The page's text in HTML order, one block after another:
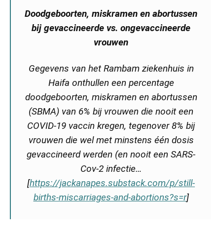
Doodgeboorten, miskramen en abortussen
bij gevaccineerde vs. ongevaccineerde
vrouwen
Gegevens van het Rambam ziekenhuis in
Haifa onthullen een percentage
doodgeboorten, miskramen en abortussen
(SBMA) van 6% bij vrouwen die nooit een
COVID-19 vaccin kregen, tegenover 8% bij
vrouwen die wel met minstens één dosis
gevaccineerd werden (en nooit een SARS-
Cov-2 infectie…
[https://jackanapes.substack.com/p/still-
births-miscarriages-and-abortions?s=r]